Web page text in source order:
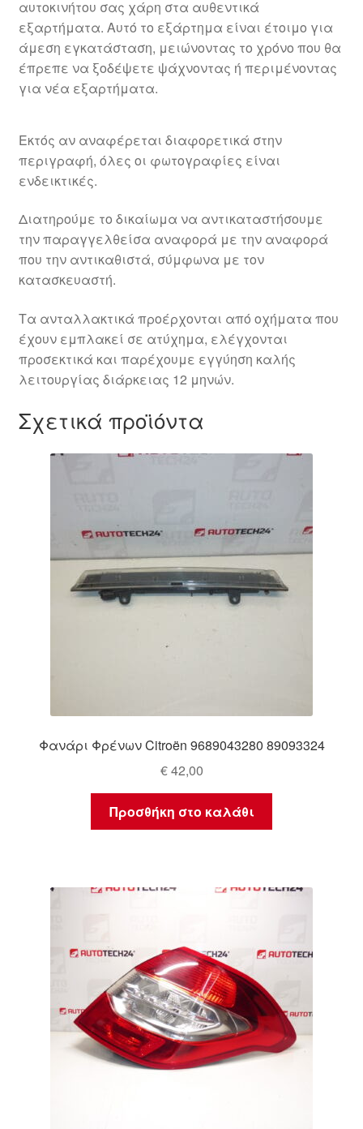
αυτοκινήτου σας χάρη στα αυθεντικά
εξαρτήματα. Αυτό το εξάρτημα είναι έτοιμο για
άμεση εγκατάσταση, μειώνοντας το χρόνο που θα
έπρεπε να ξοδέψετε ψάχνοντας ή περιμένοντας
για νέα εξαρτήματα.
Εκτός αν αναφέρεται διαφορετικά στην
περιγραφή, όλες οι φωτογραφίες είναι
ενδεικτικές.
Διατηρούμε το δικαίωμα να αντικαταστήσουμε
την παραγγελθείσα αναφορά με την αναφορά
που την αντικαθιστά, σύμφωνα με τον
κατασκευαστή.
Τα ανταλλακτικά προέρχονται από οχήματα που
έχουν εμπλακεί σε ατύχημα, ελέγχονται
προσεκτικά και παρέχουμε εγγύηση καλής
λειτουργίας διάρκειας 12 μηνών.
Σχετικά προϊόντα
Φανάρι Φρένων Citroën 9689043280 89093324
€42,00
Προσθήκη στο καλάθι